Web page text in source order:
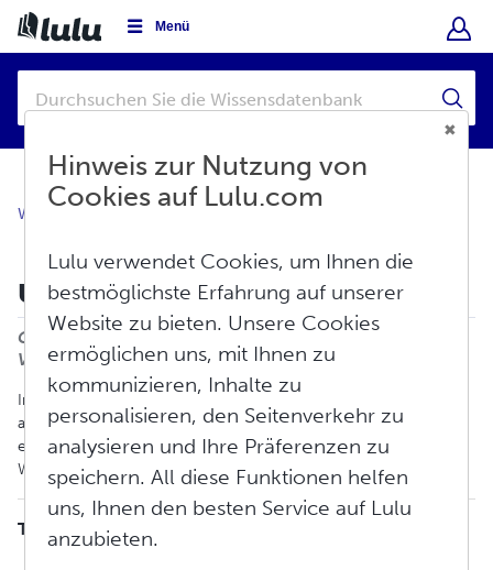
Menü
Wissensdatenbank
Umsatzsteuer & Mehrwertsteuer
Geändert am: Mi, Jan 22, 2025 um 10:16
VORMITTAGS
Internet-Einzelhändler unterliegen den gleichen Anforderungen
an die Steuererhebung wie jeder andere Einzelhändler. Lulu
erhebt Verkaufssteuern und Mehrwertsteuer (VAT) auf folgende
Weise.
TABLE OF CONTENTS
Hinweis zur Nutzung von
Cookies auf Lulu.com
Lulu verwendet Cookies, um Ihnen die
bestmöglichste Erfahrung auf unserer
Website zu bieten. Unsere Cookies
ermöglichen uns, mit Ihnen zu
kommunizieren, Inhalte zu
personalisieren, den Seitenverkehr zu
analysieren und Ihre Präferenzen zu
speichern. All diese Funktionen helfen
uns, Ihnen den besten Service auf Lulu
anzubieten.